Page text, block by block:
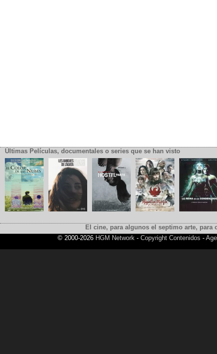
Últimas Películas, documentales o series que se han visto
El cine, para algunos el septimo arte,
© 2000-2026 HGM Network- Copyright Contenidos -